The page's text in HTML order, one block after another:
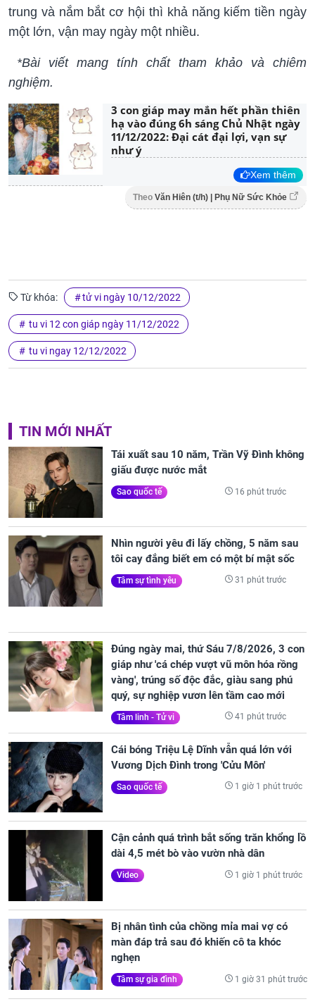
trung và nắm bắt cơ hội thì khả năng kiếm tiền ngày
một lớn, vận may ngày một nhiều.
*Bài viết mang tính chất tham khảo và chiêm
nghiệm.
3 con giáp may mắn hết phần thiên
hạ vào đúng 6h sáng Chủ Nhật ngày
11/12/2022: Đại cát đại lợi, vạn sự
như ý
Xem thêm
Theo Văn Hiên (t/h) | Phụ Nữ Sức Khỏe
Từ khóa: tử vi ngày 10/12/2022
tu vi 12 con giáp ngày 11/12/2022
tu vi ngay 12/12/2022
TIN MỚI NHẤT
Tái xuất sau 10 năm, Trần Vỹ Đình không
giấu được nước mắt
Sao quốc tế 16 phút trước
Nhìn người yêu đi lấy chồng, 5 năm sau
tôi cay đắng biết em có một bí mật sốc
Tâm sự tình yêu 31 phút trước
Đúng ngày mai, thứ Sáu 7/8/2026, 3 con
giáp như 'cá chép vượt vũ môn hóa rồng
vàng', trúng số độc đắc, giàu sang phú
quý, sự nghiệp vươn lên tầm cao mới
Tâm linh - Tử vi 41 phút trước
Cái bóng Triệu Lệ Dĩnh vẫn quá lớn với
Vương Dịch Đình trong 'Cửu Môn'
Sao quốc tế 1 giờ 1 phút trước
Cận cảnh quá trình bắt sống trăn khổng lồ
dài 4,5 mét bò vào vườn nhà dân
Video 1 giờ 1 phút trước
Bị nhân tình của chồng mỉa mai vợ có
màn đáp trả sau đó khiến cô ta khóc
nghẹn
Tâm sự gia đình 1 giờ 31 phút trước